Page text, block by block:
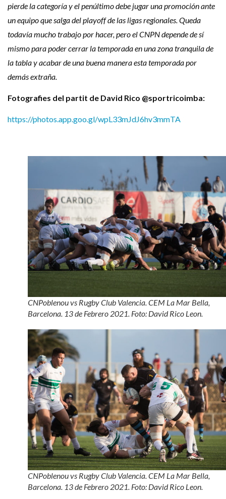
pierde la categoría y el penúltimo debe jugar una promoción ante
un equipo que salga del playoff de las ligas regionales. Queda
todavía mucho trabajo por hacer, pero el CNPN depende de sí
mismo para poder cerrar la temporada en una zona tranquila de
la tabla y acabar de una buena manera esta temporada por
demás extraña.
Fotografies del partit de David Rico @sportricoimba:
https://photos.app.goo.gl/wpL33mJdJ6hv3mmTA
CNPoblenou vs Rugby Club Valencia. CEM La Mar Bella,
Barcelona. 13 de Febrero 2021. Foto: David Rico Leon.
CNPoblenou vs Rugby Club Valencia. CEM La Mar Bella,
Barcelona. 13 de Febrero 2021. Foto: David Rico Leon.